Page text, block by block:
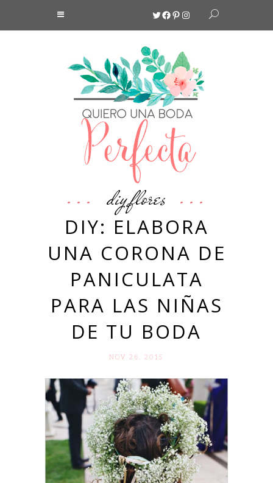
Twitter
Facebook
Pinterest
Instagram
diy,flores
DIY: ELABORA
UNA CORONA DE
PANICULATA
PARA LAS NIÑAS
DE TU BODA
NOV 26. 2015